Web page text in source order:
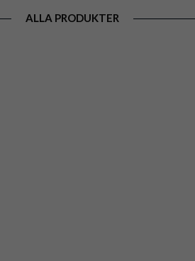
ALLA PRODUKTER